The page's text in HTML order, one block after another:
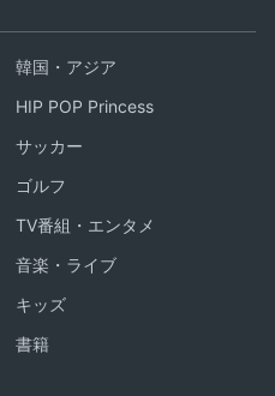
韓国・アジア
HIP POP Princess
サッカー
ゴルフ
TV番組・エンタメ
音楽・ライブ
キッズ
書籍